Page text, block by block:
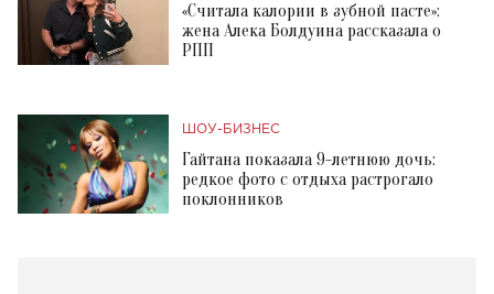
«Считала калории в зубной пасте»:
жена Алека Болдуина рассказала о
РПП
ШОУ-БИЗНЕС
Гайтана показала 9-летнюю дочь:
редкое фото с отдыха растрогало
поклонников